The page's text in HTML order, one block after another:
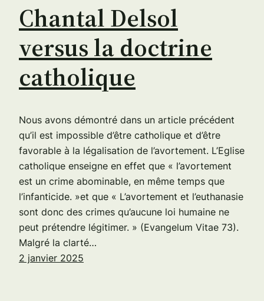
Chantal Delsol
versus la doctrine
catholique
Nous avons démontré dans un article précédent
qu’il est impossible d’être catholique et d’être
favorable à la légalisation de l’avortement. L’Eglise
catholique enseigne en effet que « l’avortement
est un crime abominable, en même temps que
l’infanticide. »et que « L’avortement et l’euthanasie
sont donc des crimes qu’aucune loi humaine ne
peut prétendre légitimer. » (Evangelum Vitae 73).
Malgré la clarté…
2 janvier 2025